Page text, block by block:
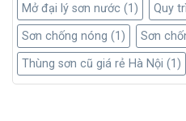
Mở đại lý sơn nước (1) Quy
Sơn chống nóng (1) Sơn
Thùng sơn cũ giá rẻ Hà Nội (1)